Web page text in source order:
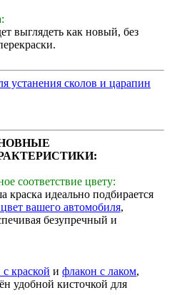
выглядеть как новый, без
устанения сколов и царапин
соответствие цвету:
краска идеально подбирается
вашего автомобиля,
безупречный и
краской и флакон с лаком,
удобной кисточкой для